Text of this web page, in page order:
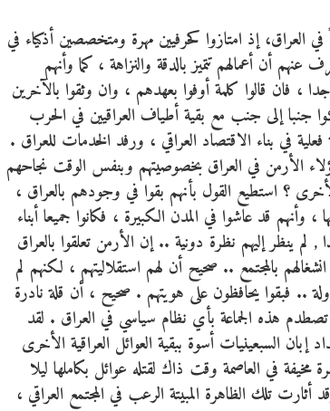
العراق، إذ امتازوا كحرفيين مهرة ومتخصصين أذكياء في
أن أعمالهم تتميز بالدقة والنزاهة ، كما وأنهم
، فان قالوا كلمة أوفوا بعهدهم ، وان وثقوا بالآخرين
جنبا إلى جنب مع بقية أطياف العراقيين في الحرب
في بناء الاقتصاد العراقي ، ورفد الخدمات للعراق .
الأرمن في العراق بخصوصيتهم وبنفس الوقت نجاحهم
؟ استطيع القول بأنهم بقوا في وجودهم بالعراق ،
وأنهم قد عاشوا في المدن الكبيرة ، فكانوا جميعا أبناء
لم ينظر إليهم نظرة دونية .. إن الأرمن تعلقوا بالعراق
بالمجتمع .. صحيح أن لهم استقلاليتهم ، لكنهم لم
.. فبقوا يحافظون على هويتهم . صحيح ، أن قلة نادرة
هذه الجماعة بأي نظام سياسي في العراق . لقد
السبعينيات أسوة ببقية العوائل العراقية الأخرى
في العاصمة وقت ذاك لقتله عوائل بكاملها ليلا
تلك الظاهرة المبيتة الرعب في المجتمع العراقي ،